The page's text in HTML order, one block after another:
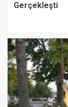
Gerçekleşti